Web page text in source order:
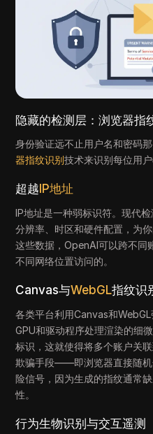
隐藏的检测层：浏览器指
身份验证远不止用户名和密码
器指纹识别技术来识别每位用
超越 IP地址
IP地址是一种弱标识符。现代
分辨率、时区和硬件配置，为
这些数据，OpenAI可以跨不同
不同网络位置访问的。
Canvas与WebGL指纹识
各类平台利用Canvas和
GPU和驱动程序处理渲染的细
标识，这就使得将多个账户关
欺骗手段——即浏览器直接随
险信号，因为生成的指纹通常
性。
行为生物识别与交互遥测